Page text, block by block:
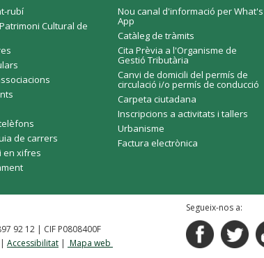
rubí
Cultural de
de carrers
en xifres
Nou canal d'informació per What's
App
Catàleg de tràmits
Cita Prèvia a l'Organisme de
Gestió Tributària
Canvi de domicili del permís de
circulació i/o permís de conducció
Carpeta ciutadana
Inscripcions a activitats i tallers
Urbanisme
Factura electrònica
92 12 | CIF P0808400F
| Accessibilitat | Mapa web
Segueix-nos a: